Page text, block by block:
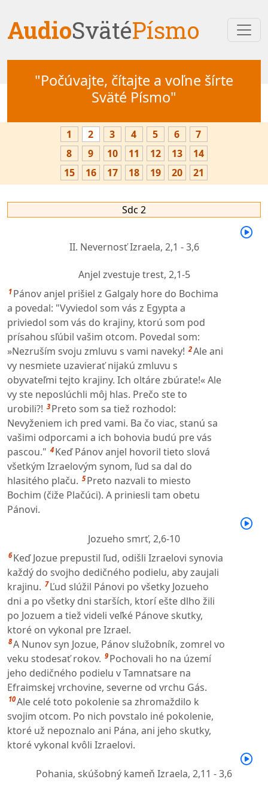
AudioSvätéPísmo
"Počúvajte, čítajte a voľne šírte
Sväté Písmo"
1 2 3 4 5 6
7
8
9 10 11 12 13
14
15
16 17 18 19 20 21
Sdc 2
II. Nevernosť Izraela, 2,1 - 3,6
Anjel zvestuje trest, 2,1-5
1 Pánov anjel prišiel z Galgaly hore do Bochima
a povedal: "Vyviedol som vás z Egypta a
priviedol som vás do krajiny, ktorú som pod
prísahou sľúbil vašim otcom. Povedal som:
»Nezruším svoju zmluvu s vami naveky! 2Ale ani
vy nesmiete uzavierať nijakú zmluvu s
obyvateľmi tejto krajiny. Ich oltáre zbúrate!« Ale
vy ste neposlúchli môj hlas. Prečo ste to
urobili?! 3 Preto som sa tiež rozhodol:
Nevyženiem ich pred vami. Ba čo viac, stanú sa
vašimi odporcami a ich bohovia budú pre vás
pascou." 4 Keď Pánov anjel hovoril tieto slová
všetkým Izraelovým synom, ľud sa dal do
hlasitého plaču. 5 Preto nazvali to miesto
Bochim (čiže Plačúci). A priniesli tam obetu
Pánovi.
Jozueho smrť, 2,6-10
6 Keď Jozue prepustil ľud, odišli Izraelovi synovia
každý do svojho dedičného podielu, aby zaujali
krajinu. 7 Ľud slúžil Pánovi po všetky Jozueho
dni a po všetky dni starších, ktorí ešte dlho žili
po Jozuem a tiež videli veľké Pánove skutky,
ktoré on vykonal pre Izrael.
8A Nunov syn Jozue, Pánov služobník, zomrel vo
veku stodesať rokov. 9 Pochovali ho na území
jeho dedičného podielu v Tamnatsare na
Efraimskej vrchovine, severne od vrchu Gás.
10Ale celé toto pokolenie sa zhromaždilo k
svojim otcom. Po nich povstalo iné pokolenie,
ktoré už nepoznalo ani Pána, ani jeho skutky,
ktoré vykonal kvôli Izraelovi.
Pohania, skúšobný kameň Izraela, 2,11 - 3,6